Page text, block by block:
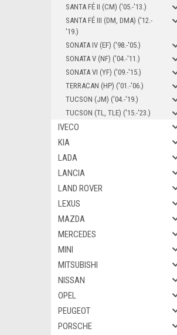
SANTA FÉ II (CM) ('05.-'13.)
SANTA FÉ III (DM, DMA) ('12.-
'19.)
SONATA IV (EF) ('98.-'05.)
SONATA V (NF) ('04.-'11.)
SONATA VI (YF) ('09.-'15.)
TERRACAN (HP) ('01.-'06.)
TUCSON (JM) ('04.-'19.)
TUCSON (TL, TLE) ('15.-'23.)
IVECO
KIA
LADA
LANCIA
LAND ROVER
LEXUS
MAZDA
MERCEDES
MINI
MITSUBISHI
NISSAN
OPEL
PEUGEOT
PORSCHE